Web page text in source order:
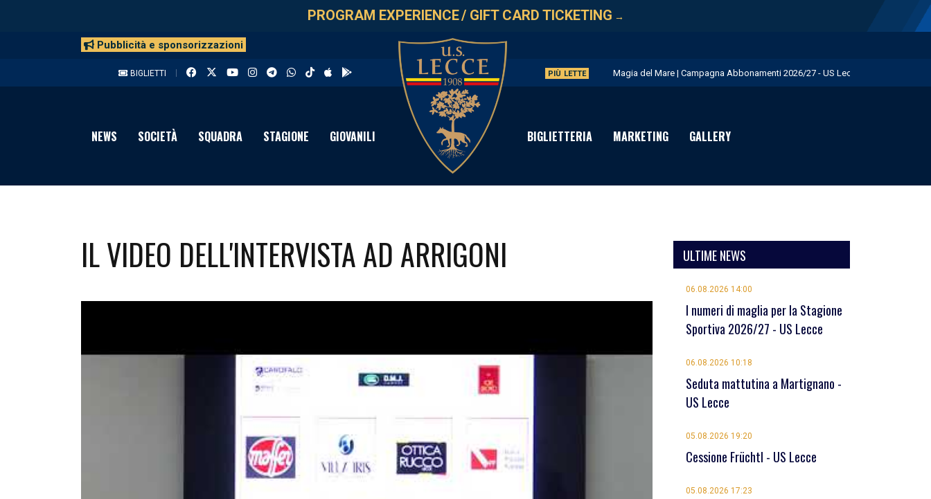
PROGRAM EXPERIENCE/ GIFT CARD TICKETING →
Pubblicità e sponsorizzazioni
BIGLIETTI PIÙ LETTE Magia del Mare | Campagna Abbonamenti 2026/27 - US Lecce
Licofarma è Premium Partner per il prossimo triennio - US Lecce
Seduta mattutina a Martignano - US Lecce
NEWS SOCIETÀ SQUADRA STAGIONE GIOVANILI BIGLIETTERIA MARKETING GALLERY
IL VIDEO DELL'INTERVISTA AD ARRIGONI ULTIME NEWS
06.08.2026 14:00
I numeri di maglia per la Stagione
Sportiva 2026/27 - US Lecce
06.08.2026 10:18
Seduta mattutina a Martignano -
US Lecce
05.08.2026 19:20
Cessione Früchtl - US Lecce
05.08.2026 17:23